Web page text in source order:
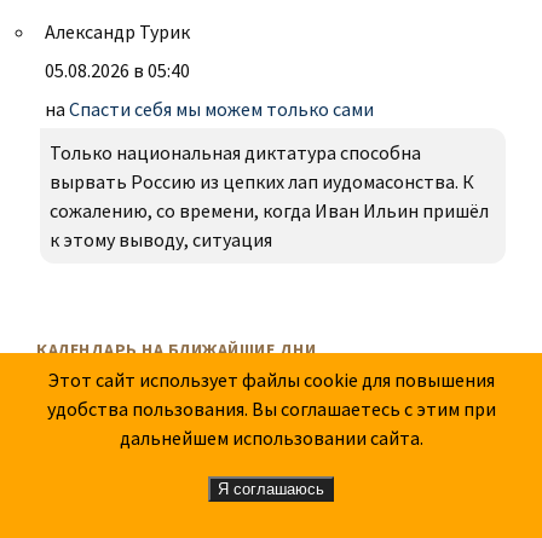
Александр Турик
05.08.2026 в 05:40
на Спасти себя мы можем только сами
Только национальная диктатура способна
вырвать Россию из цепких лап иудомасонства. К
сожалению, со времени, когда Иван Ильин пришёл
к этому выводу, ситуация
КАЛЕНДАРЬ НА БЛИЖАЙШИЕ ДНИ
5.8.1954 - Умер писатель Василий
Григорьевич Ян (Янчевецкий)
3665 1
Этот сайт использует файлы cookie для повышения
удобства пользования. Вы соглашаетесь с этим при
дальнейшем использовании сайта.
Я соглашаюсь